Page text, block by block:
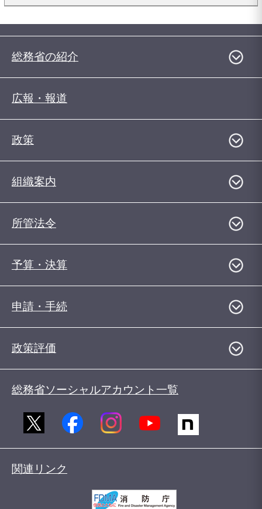
総務省の紹介
広報・報道
政策
組織案内
所管法令
予算・決算
申請・手続
政策評価
総務省ソーシャルアカウント一覧
関連リンク